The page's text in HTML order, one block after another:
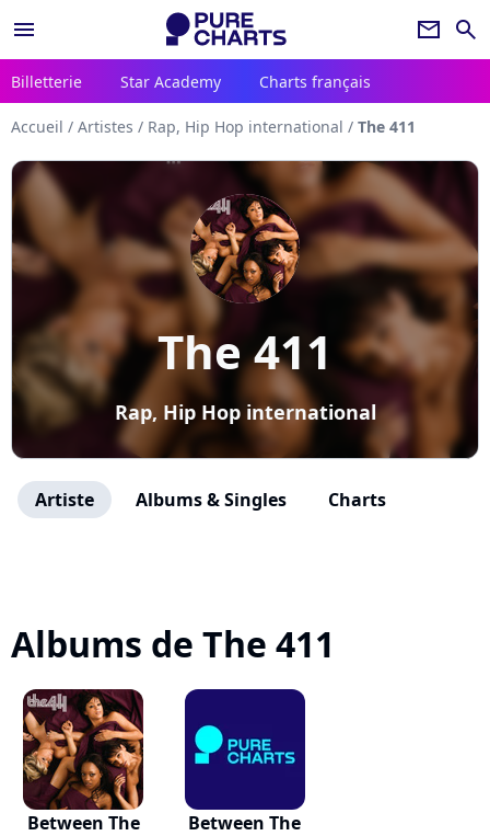
menu newsletter search
Billetterie Star Academy Charts français
Accueil / Artistes / Rap, Hip Hop international / The 411
The 411
Rap, Hip Hop international
Artiste Albums & Singles Charts
Albums de The 411
Between The
Between The